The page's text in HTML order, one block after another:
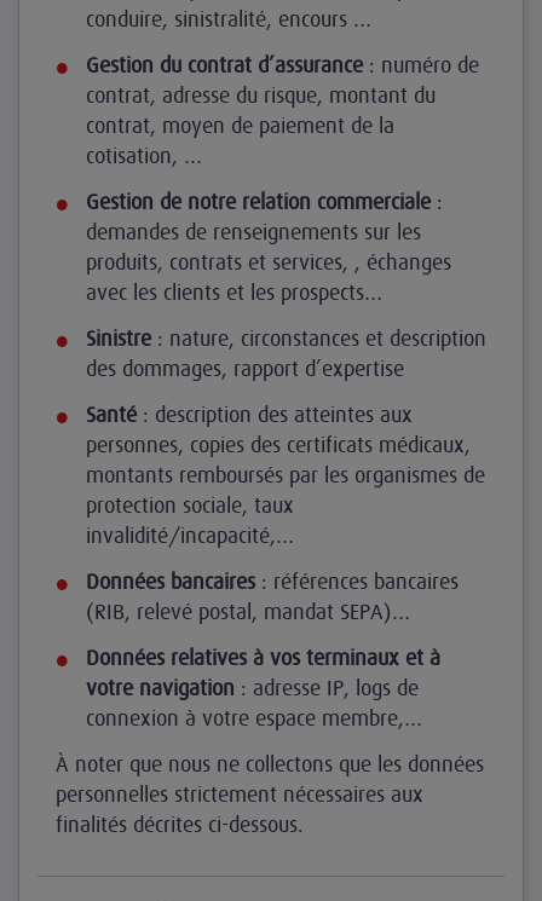
conduire, sinistralité, encours …
Gestion du contrat d’assurance : numéro de
contrat, adresse du risque, montant du
contrat, moyen de paiement de la
cotisation, …
Gestion de notre relation commerciale :
demandes de renseignements sur les
produits, contrats et services, , échanges
avec les clients et les prospects…
Sinistre : nature, circonstances et description
des dommages, rapport d’expertise
Santé : description des atteintes aux
personnes, copies des certificats médicaux,
montants remboursés par les organismes de
protection sociale, taux
invalidité/incapacité,…
Données bancaires : références bancaires
(RIB, relevé postal, mandat SEPA)…
Données relatives à vos terminaux et à
votre navigation : adresse IP, logs de
connexion à votre espace membre,…
À noter que nous ne collectons que les données
personnelles strictement nécessaires aux
finalités décrites ci-dessous.